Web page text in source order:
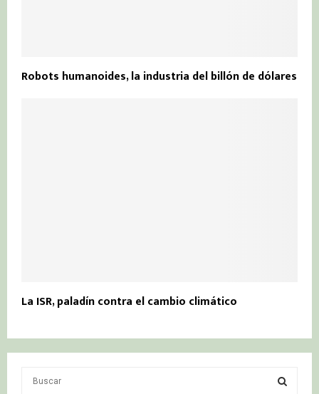
Robots humanoides, la industria del billón de dólares
La ISR, paladín contra el cambio climático